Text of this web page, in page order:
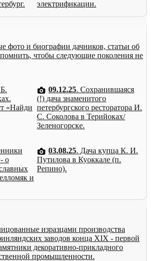
электрификации.
фото и биографии дачников, статьи об
чтобы следующие поколения не
«Найди
09.12.25. Сохранившаяся
(!) дача знаменитого
петербургского ресторатора И.
С. Соколова в Терийоках/
Зеленогорске.
о
и
03.08.25. Дача купца К. И.
Путилова в Куоккале (п.
Репино).
изразцами производства
заводов конца XIX - первой
декоративно-прикладного
промышленности.